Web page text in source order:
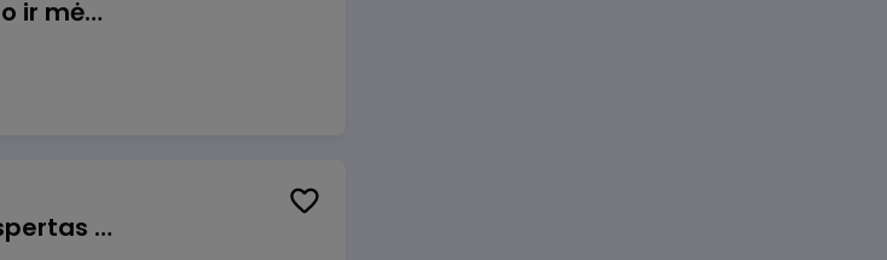
Užsakymų komplektuotojas (-a) Pieno ir mėsos sandėlyje
Veiklos užtikrinimo ir atitikties vyr. ekspertas (-ė) (Vilnius, LT)